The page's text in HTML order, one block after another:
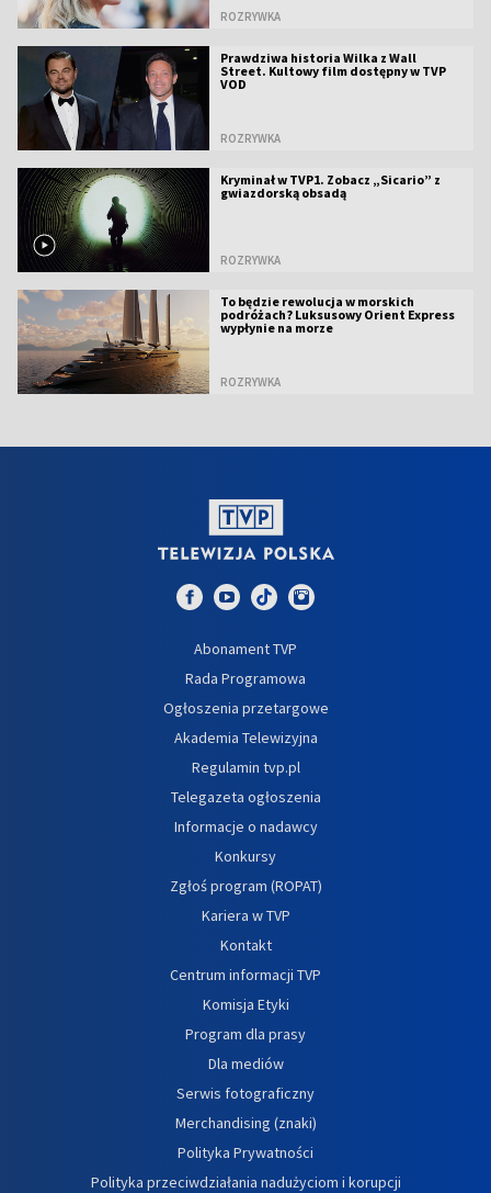
ROZRYWKA
Prawdziwa historia Wilka z Wall
Street. Kultowy film dostępny w TVP
VOD
ROZRYWKA
Kryminał w TVP1. Zobacz „Sicario” z
gwiazdorską obsadą
ROZRYWKA
To będzie rewolucja w morskich
podróżach? Luksusowy Orient Express
wypłynie na morze
ROZRYWKA
Abonament TVP
Rada Programowa
Ogłoszenia przetargowe
Akademia Telewizyjna
Regulamin tvp.pl
Telegazeta ogłoszenia
Informacje o nadawcy
Konkursy
Zgłoś program (ROPAT)
Kariera w TVP
Kontakt
Centrum informacji TVP
Komisja Etyki
Program dla prasy
Dla mediów
Serwis fotograficzny
Merchandising (znaki)
Polityka Prywatności
Polityka przeciwdziałania nadużyciom i korupcji